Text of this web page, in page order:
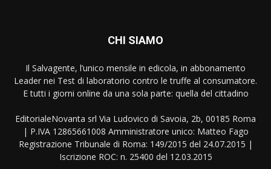
CHI SIAMO
Il Salvagente, l’unico mensile in edicola, in abbonamento
Leader nei Test di laboratorio contro le truffe al consumatore.
E tutti i giorni online da una sola parte: quella del cittadino
EditorialeNovanta srl Via Ludovico di Savoia, 2b, 00185 Roma
| P.IVA 12865661008 Amministratore unico: Matteo Fago
Registrazione Tribunale di Roma: 149/2015 del 24.07.2015 |
Iscrizione ROC: n. 25400 del 12.03.2015